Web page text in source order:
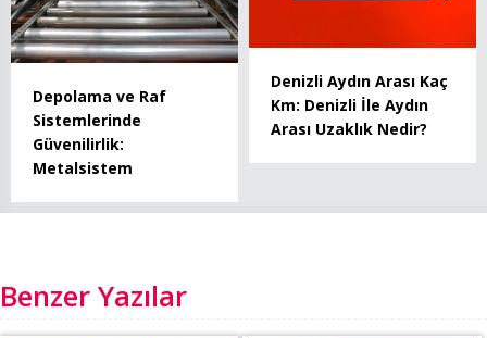
Depolama ve Raf
Sistemlerinde
Güvenilirlik:
Metalsistem
Denizli Aydın Arası Kaç
Km: Denizli İle Aydın
Arası Uzaklık Nedir?
Benzer Yazılar